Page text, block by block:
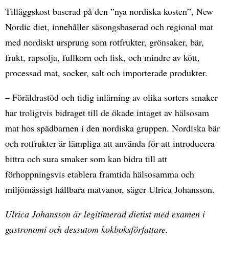
Tilläggskost baserad på den ”nya nordiska kosten”, New
Nordic diet, innehåller säsongsbaserad och regional mat
med nordiskt ursprung som rotfrukter, grönsaker, bär,
frukt, rapsolja, fullkorn och fisk, och mindre av kött,
processad mat, socker, salt och importerade produkter.
– Föräldrastöd och tidig inlärning av olika sorters smaker
har troligtvis bidraget till de ökade intaget av hälsosam
mat hos spädbarnen i den nordiska gruppen. Nordiska bär
och rotfrukter är lämpliga att använda för att introducera
bittra och sura smaker som kan bidra till att
förhoppningsvis etablera framtida hälsosamma och
miljömässigt hållbara matvanor, säger Ulrica Johansson.
Ulrica Johansson är legitimerad dietist med examen i
gastronomi och dessutom kokboksförfattare.